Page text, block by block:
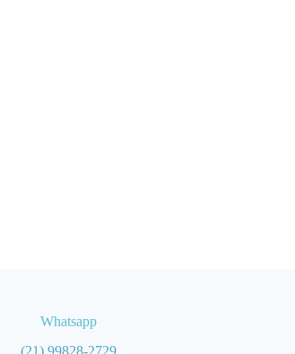
Whatsapp
(21) 99828-2729